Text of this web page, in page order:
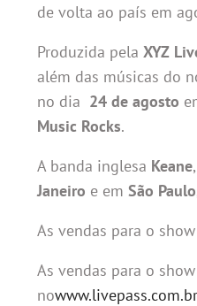
de volta ao país em
Produzida pela XYZ
além das músicas do
no dia 24 de agosto
Music Rocks.
A banda inglesa Keane
Janeiro e em São
As vendas para o
As vendas para o
nowww.livepass.com.br